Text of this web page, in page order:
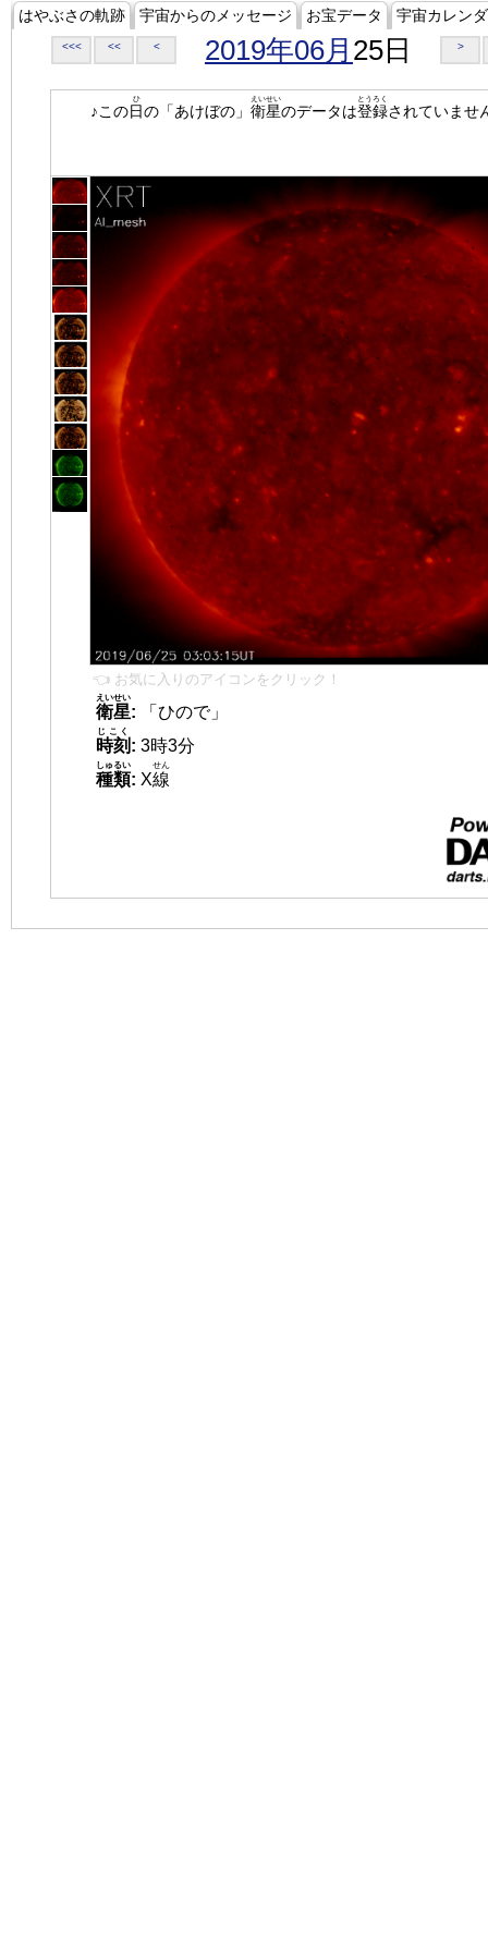
はやぶさの軌跡 宇宙からのメッセージ お宝データ 宇宙カレン
<<< << < 2019年06月 25日 >
♪この日
ひ
の「あけぼの」 衛星
えいせい
のデータは登録
とうろく
されていませ
👈 お気に入りのアイコンをクリック！
衛星
えいせい
:
「ひので」
時刻
じこく
: 3時3分
種類
しゅるい
: X線
せん